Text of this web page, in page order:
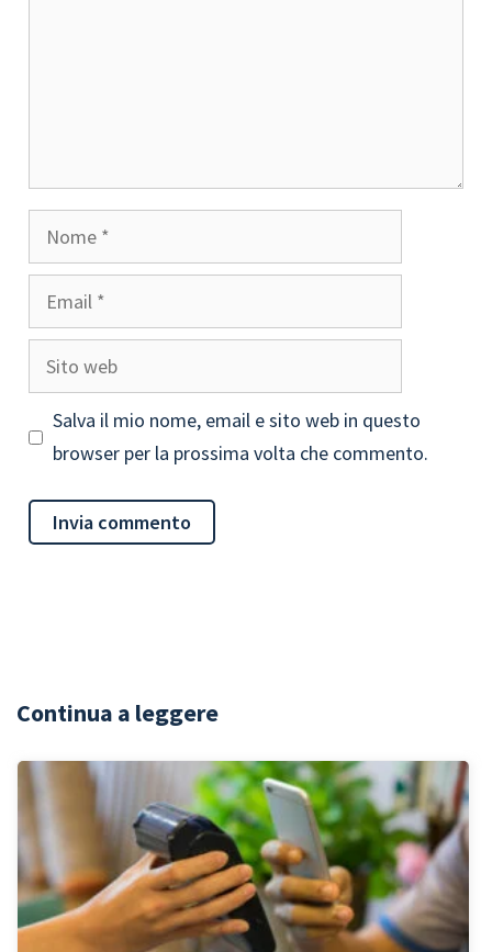
Nome
Email
Sito
web
Salva il mio nome, email e sito web in questo
browser per la prossima volta che commento.
Continua a leggere